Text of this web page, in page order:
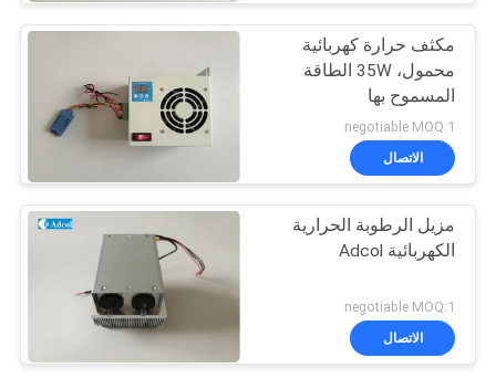
مكثف حرارة كهربائية
محمول، 35W الطاقة
المسموح بها
negotiable MOQ:1
الاتصال
مزيل الرطوبة الحرارية
الكهربائية Adcol
negotiable MOQ:1
الاتصال